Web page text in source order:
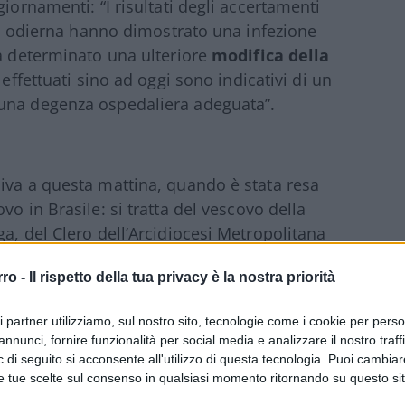
- Il rispetto della tua privacy è la nostra priorità
partner utilizziamo, sul nostro sito, tecnologie come i cookie per
fornire funzionalità per social media e analizzare il nostro
di seguito si acconsente all'utilizzo di questa tecnologia. Puoi
tue scelte sul consenso in qualsiasi momento ritornando su questo
“I risultati degli accertamenti
hanno dimostrato una infezione
determinato una ulteriore modifica della
effettuati sino ad oggi sono indicativi di un
degenza ospedaliera adeguata”.
a questa mattina, quando è stata resa
in Brasile: si tratta del vescovo della
del Clero dell’Arcidiocesi Metropolitana
(Brasile), finora Vicario Generale della
São Bonifácio.
commento del direttore della sala stampa
dell’aggiornamento sulla